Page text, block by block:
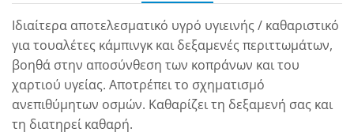
Ιδιαίτερα αποτελεσματικό υγρό υγιεινής / καθαριστικό
για τουαλέτες κάμπινγκ και δεξαμενές περιττωμάτων,
βοηθά στην αποσύνθεση των κοπράνων και του
χαρτιού υγείας. Αποτρέπει το σχηματισμό
ανεπιθύμητων οσμών. Καθαρίζει τη δεξαμενή σας και
τη διατηρεί καθαρή.